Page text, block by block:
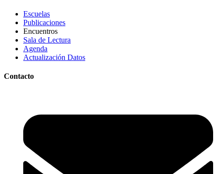
Escuelas
Publicaciones
Encuentros
Sala de Lectura
Agenda
Actualización Datos
Contacto